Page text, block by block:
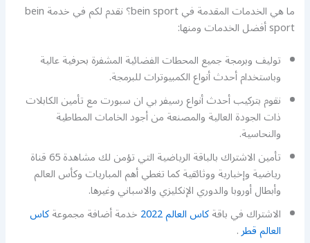
ما هي الخدمات المقدمة في bein sport؟ نقدم لكم في خدمة bein
sport أفضل الخدمات ومنها:
توليف وبرمجة جميع المحطات الفضائية المشفرة بحرفية عالية
وباستخدام أحدث أنواع الكمبيوترات للبرمجة.
نقوم بتركيب أحدث أنواع رسيفر بي ان سبورت مع تأمين الكابلات
ذات الجودة العالية والمصنعة من أجود الخامات المطاطية
والنحاسية.
تأمين الاشتراك بالباقة الرياضية التي تؤمن لك مشاهدة 65 قناة
رياضية وإخبارية ووثائقية كما تغطي أهم المباريات وكأس العالم
وأبطال أوروبا والدوري الإنكليزي والاسباني وغيرها.
الاشتراك في باقةكاس العالم 2022 خدمة أضافة مجموعةكاس
العالم قطر.